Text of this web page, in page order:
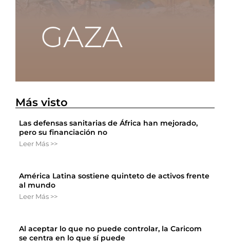
Más visto
Las defensas sanitarias de África han mejorado,
pero su financiación no
Leer Más >>
América Latina sostiene quinteto de activos frente
al mundo
Leer Más >>
Al aceptar lo que no puede controlar, la Caricom
se centra en lo que sí puede